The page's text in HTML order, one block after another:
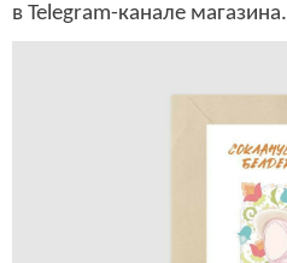
в Telegram-канале магазина.